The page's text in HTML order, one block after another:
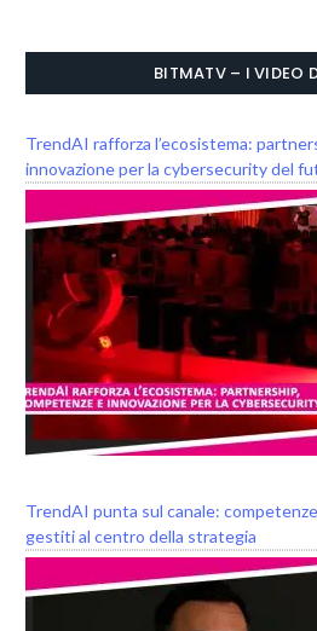
BITMATV – I VIDEO
TrendAI rafforza l’ecosistema:
innovazione per la cybersecurity del
TrendAI punta sul canale:
gestiti al centro della strategia